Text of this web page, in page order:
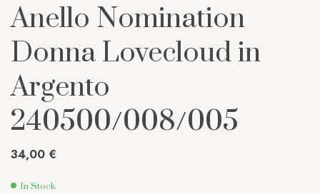
Anello Nomination
Donna Lovecloud in
Argento
240500/008/005
34,00 €
In Stock